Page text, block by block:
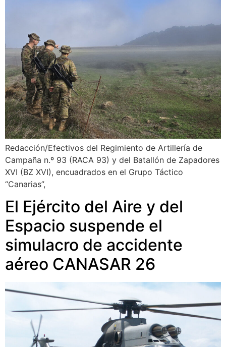
Redacción/Efectivos del Regimiento de Artillería de
Campaña n.º 93 (RACA 93) y del Batallón de Zapadores
XVI (BZ XVI), encuadrados en el Grupo Táctico
“Canarias”,
El Ejército del Aire y del
Espacio suspende el
simulacro de accidente
aéreo CANASAR 26